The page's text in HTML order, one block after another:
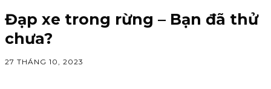
Đạp xe trong rừng – Bạn đã thử
chưa?
27 THÁNG 10, 2023